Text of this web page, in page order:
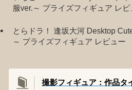
服ver.～ プライズフィギュア レビ
とらドラ！ 逢坂大河 Desktop
～ プライズフィギュア レビュー
撮影フィギュア：作品タ